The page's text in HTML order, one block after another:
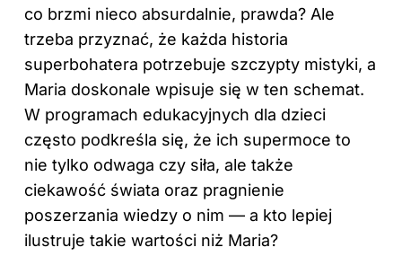
co brzmi nieco absurdalnie, prawda? Ale
trzeba przyznać, że każda historia
superbohatera potrzebuje szczypty mistyki, a
Maria doskonale wpisuje się w ten schemat.
W programach edukacyjnych dla dzieci
często podkreśla się, że ich supermoce to
nie tylko odwaga czy siła, ale także
ciekawość świata oraz pragnienie
poszerzania wiedzy o nim — a kto lepiej
ilustruje takie wartości niż Maria?